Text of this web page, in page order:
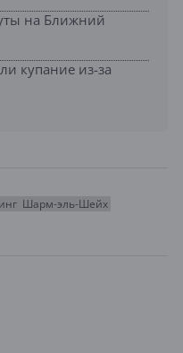
на Ближний
купание из-за
Шарм-эль-Шейх